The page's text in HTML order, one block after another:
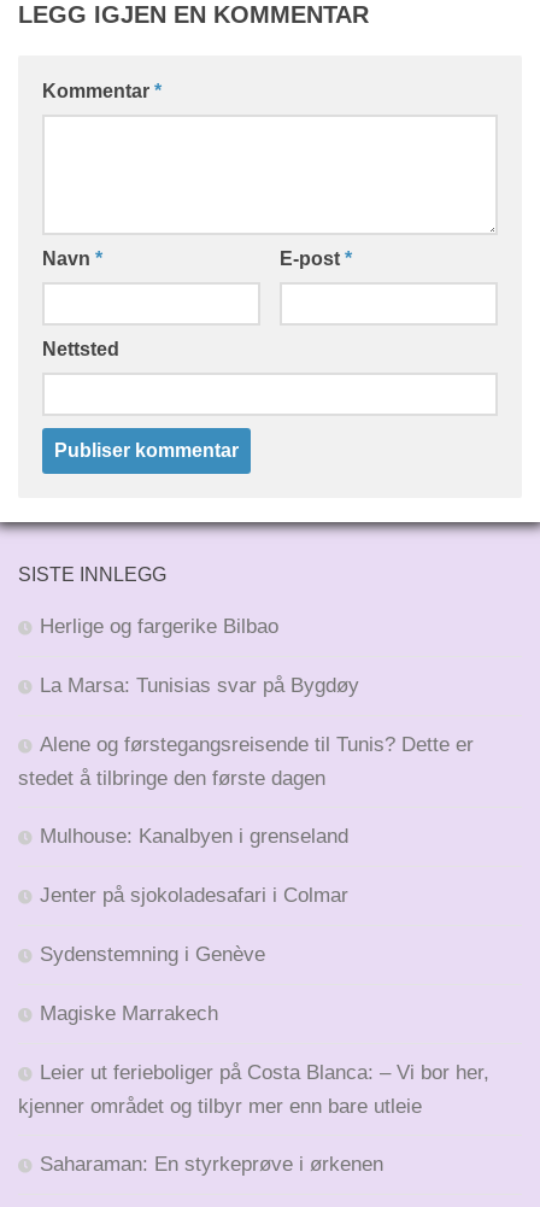
LEGG IGJEN EN KOMMENTAR
Kommentar *
Navn * E-post *
Nettsted
SISTE INNLEGG
Herlige og fargerike Bilbao
La Marsa: Tunisias svar på Bygdøy
Alene og førstegangsreisende til Tunis? Dette er
stedet å tilbringe den første dagen
Mulhouse: Kanalbyen i grenseland
Jenter på sjokoladesafari i Colmar
Sydenstemning i Genève
Magiske Marrakech
Leier ut ferieboliger på Costa Blanca: – Vi bor her,
kjenner området og tilbyr mer enn bare utleie
Saharaman: En styrkeprøve i ørkenen